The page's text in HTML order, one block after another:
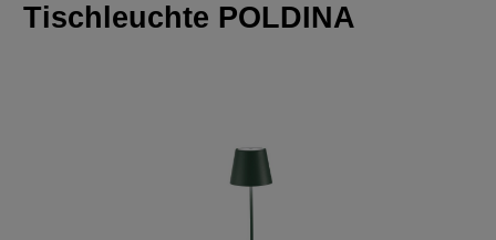
Tischleuchte POLDINA